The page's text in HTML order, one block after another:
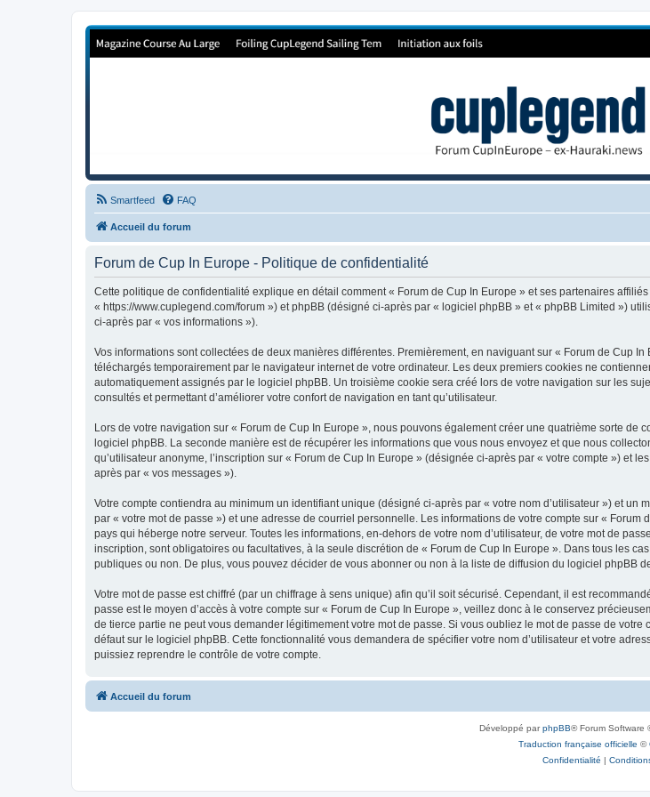
Forum de Cup In Europe
Smartfeed FAQ
Accueil du forum
Forum de Cup In Europe - Politique de confidentialité
Cette politique de confidentialité explique en détail comment « Forum de Cup In Europe » et ses partenaires
« https://www.cuplegend.com/forum ») et phpBB (désigné ci-après par « logiciel phpBB » et « phpBB Limited »)
ci-après par « vos informations »).
Vos informations sont collectées de deux manières différentes. Premièrement, en naviguant sur « Forum de Cup
téléchargés temporairement par le navigateur internet de votre ordinateur. Les deux premiers cookies ne
automatiquement assignés par le logiciel phpBB. Un troisième cookie sera créé lors de votre navigation sur les
consultés et permettant d’améliorer votre confort de navigation en tant qu’utilisateur.
Lors de votre navigation sur « Forum de Cup In Europe », nous pouvons également créer une quatrième sorte
logiciel phpBB. La seconde manière est de récupérer les informations que vous nous envoyez et que nous
qu’utilisateur anonyme, l’inscription sur « Forum de Cup In Europe » (désignée ci-après par « votre compte ») et
après par « vos messages »).
Votre compte contiendra au minimum un identifiant unique (désigné ci-après par « votre nom d’utilisateur ») et
par « votre mot de passe ») et une adresse de courriel personnelle. Les informations de votre compte sur «
pays qui héberge notre serveur. Toutes les informations, en-dehors de votre nom d’utilisateur, de votre mot de
inscription, sont obligatoires ou facultatives, à la seule discrétion de « Forum de Cup In Europe ». Dans tous les
publiques ou non. De plus, vous pouvez décider de vous abonner ou non à la liste de diffusion du logiciel phpBB
Votre mot de passe est chiffré (par un chiffrage à sens unique) afin qu’il soit sécurisé. Cependant, il est
passe est le moyen d’accès à votre compte sur « Forum de Cup In Europe », veillez donc à le conservez
de tierce partie ne peut vous demander légitimement votre mot de passe. Si vous oubliez le mot de passe de
défaut sur le logiciel phpBB. Cette fonctionnalité vous demandera de spécifier votre nom d’utilisateur et votre
puissiez reprendre le contrôle de votre compte.
Accueil du forum
Développé parphpBB® Forum Software
Traduction française officielle ©
Confidentialité |